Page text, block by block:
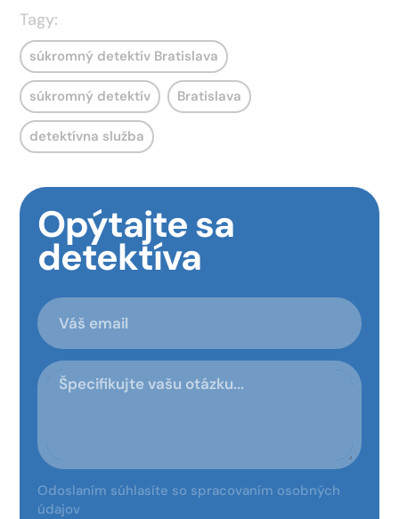
Tagy:
súkromný detektív Bratislava
súkromný detektív Bratislava
detektívna služba
Opýtajte sa
detektíva
Odoslaním súhlasíte so spracovaním osobných
údajov